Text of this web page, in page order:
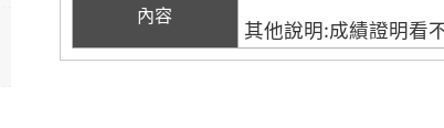
內容
其他說明:成績證明看